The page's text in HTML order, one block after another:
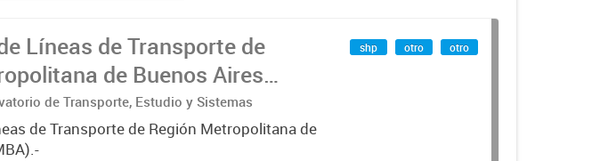
Líneas de Transporte de
de Buenos Aires
de Transporte, Estudio y Sistemas
de Transporte de Región Metropolitana de
shp otro otro